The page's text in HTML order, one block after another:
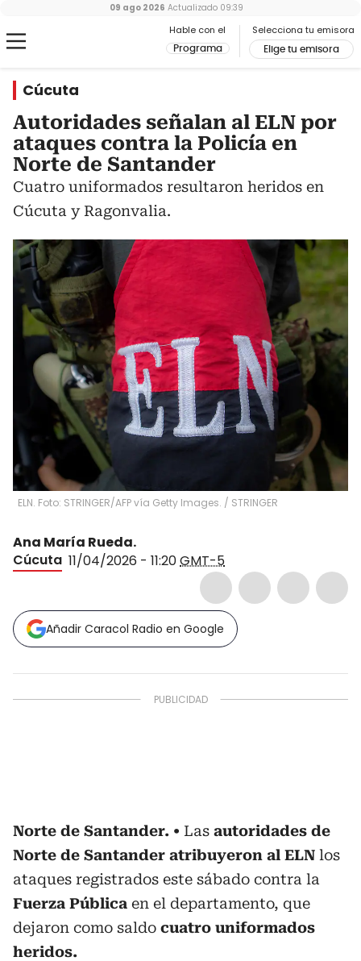
Hable con el
Programa
Selecciona tu emisora
Elige tu emisora
09 ago 2026 Actualizado 09:39
Cúcuta
Autoridades señalan al ELN por
ataques contra la Policía en
Norte de Santander
Cuatro uniformados resultaron heridos en
Cúcuta y Ragonvalia.
ELN. Foto: STRINGER/AFP vía Getty Images. / STRINGER
Ana María Rueda.
Cúcuta 11/04/2026 - 11:20GMT-5
Añadir Caracol Radio en Google
Norte de Santander. Las autoridades de
Norte de Santander atribuyeron al ELN los
ataques registrados este sábado contra la
Fuerza Pública en el departamento, que
dejaron como saldo cuatro uniformados
heridos.